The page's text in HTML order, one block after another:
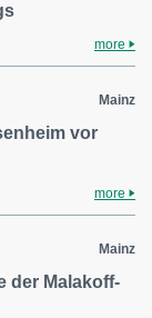
more
Mainz
vor
more
Mainz
der Malakoff-